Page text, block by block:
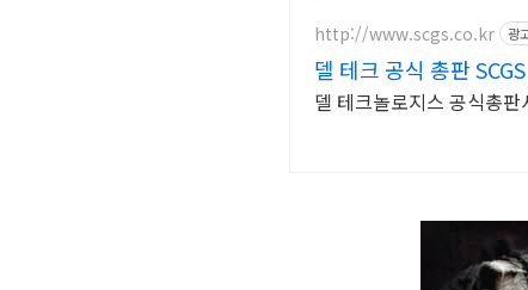
http://www.scgs.co.kr 광
델 테크 공식 총판 SCGS
델 테크놀로지스 공식총